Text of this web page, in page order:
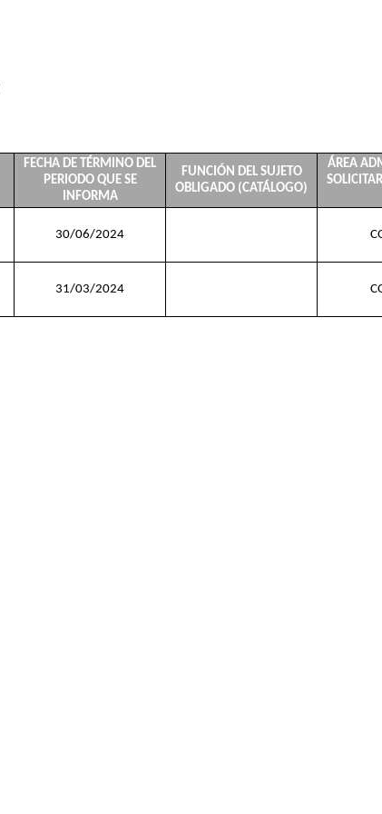
FECHA DE TÉRMINO DEL
PERIODO QUE SE
INFORMA
FUNCIÓN DEL SUJETO
OBLIGADO (CATÁLOGO)
ÁREA
30/06/2024
31/03/2024